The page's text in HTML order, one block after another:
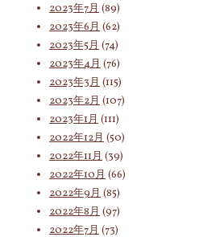
2023年7月 (89)
2023年6月 (62)
2023年5月 (74)
2023年4月 (76)
2023年3月 (115)
2023年2月 (107)
2023年1月 (111)
2022年12月 (50)
2022年11月 (39)
2022年10月 (66)
2022年9月 (85)
2022年8月 (97)
2022年7月 (73)